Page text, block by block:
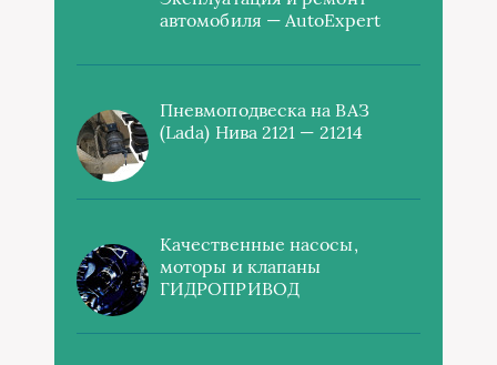
автомобиля — AutoExpert
Пневмоподвеска на ВАЗ
(Lada) Нива 2121 — 21214
Качественные насосы,
моторы и клапаны
ГИДРОПРИВОД